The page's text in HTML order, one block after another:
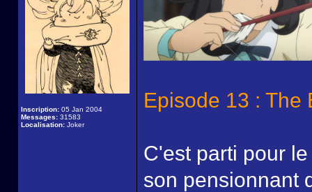
Inscription: 05 Jan 2004
Messages: 31583
Localisation: Joker
Episode 13 : The
C'est parti pour
son pensionnant